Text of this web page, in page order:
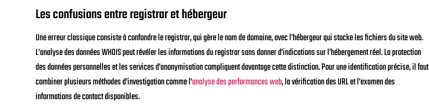
Les confusions entre registrar et hébergeur
Une erreur classique consiste à confondre le registrar, qui gère le nom de domaine, avec l’hébergeur qui stocke les fichiers du site web.
L’analyse des données WHOIS peut révéler les informations du registrar sans donner d’indications sur l’hébergement réel. La protection
des données personnelles et les services d’anonymisation compliquent davantage cette distinction. Pour une identification précise, il faut
combiner plusieurs méthodes d’investigation comme l’analyse des performances web, la vérification des URL et l’examen des
informations de contact disponibles.